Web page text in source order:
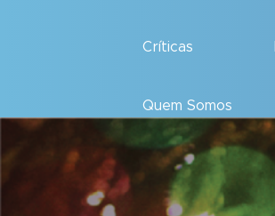
Críticas
Quem Somos